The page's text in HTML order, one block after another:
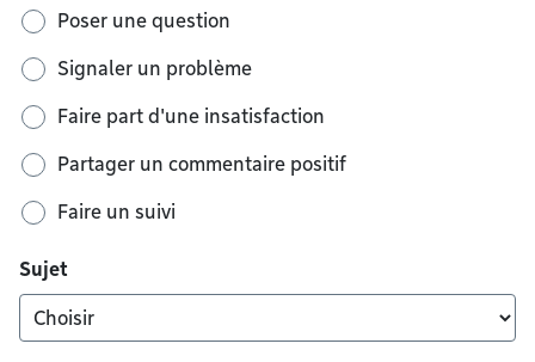
Poser une question
Signaler un problème
Faire part d'une insatisfaction
Partager un commentaire positif
Faire un suivi
Sujet